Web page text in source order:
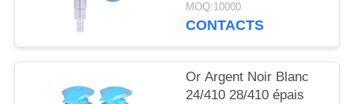
DEMANDEZ
UN
DEVIS
MOQ:10000
CONTACTS
Or Argent Noir Blanc
24/410 28/410 épais